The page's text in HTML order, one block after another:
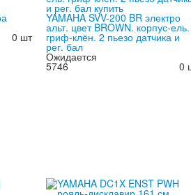
0 шт
YAMAHA SVV-200 BR электро
альт. цвет BROWN. корпус-ель.
гриф-клён. 2 пьезо датчика и
рег. бал
Ожидается
0
5746